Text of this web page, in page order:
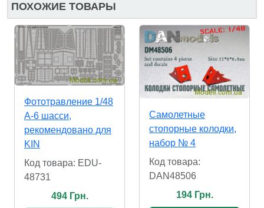
ПОХОЖИЕ ТОВАРЫ
Фототравление 1/48
А-6 шасси,
рекомендовано для
KIN
Код товара: EDU-
48731
494 Грн.
Самолетные
стопорные колодки,
набор № 4
Код товара:
DAN48506
194 Грн.